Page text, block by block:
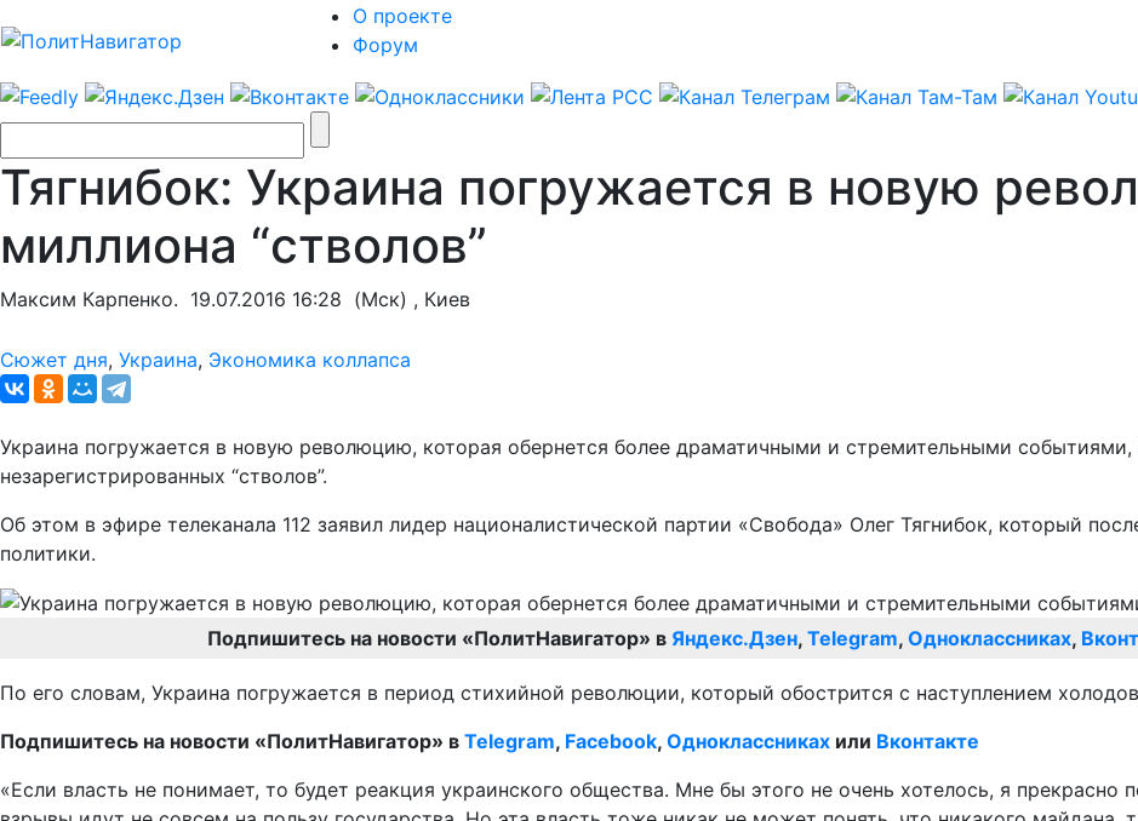
О проекте
Форум
Тягнибок: Украина погружается в новую
миллиона “стволов”
Максим Карпенко. 19.07.2016 16:28 (Мск) , Киев
Сюжет дня, Украина, Экономика коллапса
Украина погружается в новую революцию, которая обернется более драматичными и стремительными событиями,
незарегистрированных “стволов”.
Об этом в эфире телеканала 112 заявил лидер националистической партии «Свобода» Олег Тягнибок, который
политики.
Подпишитесь на новости «ПолитНавигатор» в Яндекс.Дзен, Telegram, Одноклассниках,
По его словам, Украина погружается в период стихийной революции, который обострится с наступлением
Подпишитесь на новости «ПолитНавигатор» в Telegram, Facebook, Одноклассниках или Вконтакте
«Если власть не понимает, то будет реакция украинского общества. Мне бы этого не очень хотелось, я